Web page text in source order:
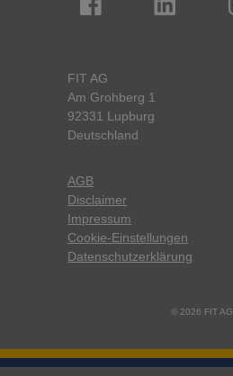
FIT AG
Am Grohberg 1
92331 Lupburg
Deutschland
AGB
Disclaimer
Impressum
Cookie-Einstellungen
Datenschutzerklärung
© 2026 FIT AG